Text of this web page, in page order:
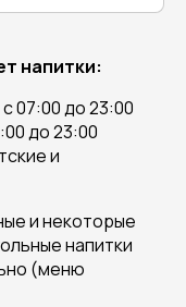
напитки:
с 07:00 до 23:00
до 23:00
и
и некоторые
напитки
(меню